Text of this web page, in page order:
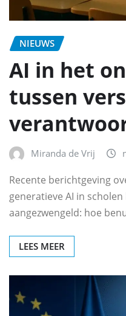
NIEUWS
AI in het
tussen
Miranda de Vrij
Recente berichtgeving
generatieve AI in
aangezwengeld: hoe
LEES MEER